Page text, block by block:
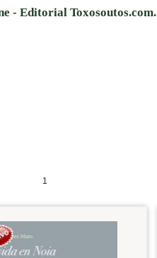
- Editorial Toxosoutos.com.
1